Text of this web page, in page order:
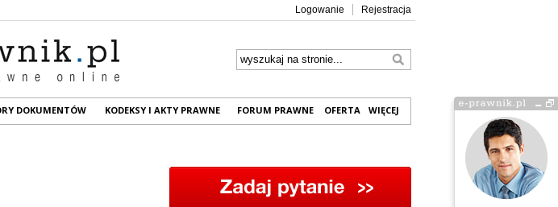
Logowanie Rejestracja
DOKUMENTÓW KODEKSY I AKTY PRAWNE FORUM PRAWNE OFERTA WIĘCEJ